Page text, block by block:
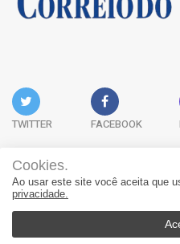
TWITTER FACEBOOK
Acervo Digital Fale
Cookies.
Ao usar este site você aceita que
privacidade.